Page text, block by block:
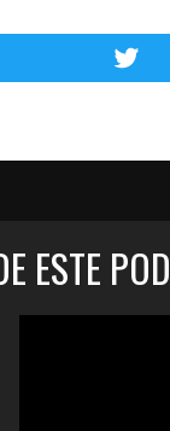
ESTE